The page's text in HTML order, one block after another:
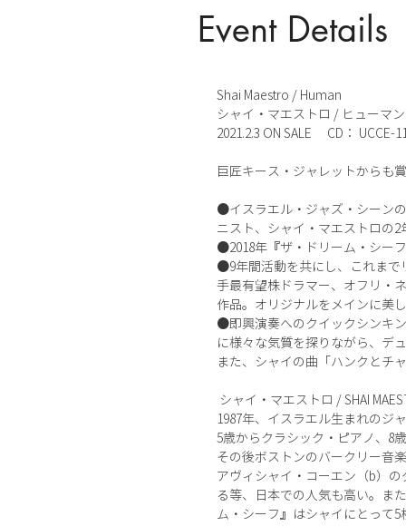
Event Details
Shai Maestro / Human
シャイ・
2021.2.3 ON SALE CD： UCCE-
巨匠キース・ジャレットからも
●イスラエル・ジャズ・シーン
ニスト、シャイ・マエストロの
●2018年『ザ・ドリーム・シー
●9年間活動を共にし、これまで
手最有望株ドラマー、オフリ・
作品。オリジナルをメインに美
●即興演奏へのクイックシンキ
に様々な気質を探りながら、デ
また、シャイの曲「ハンクとチ
シャイ・マエストロ / SHAI
1987年、イスラエル生まれのジ
5歳からクラシック・ピアノ、8
その後ボストンのバークリー音
アヴィシャイ・コーエン（b）
る等、日本での人気も高い。ま
ム・シーフ』はシャイにとって